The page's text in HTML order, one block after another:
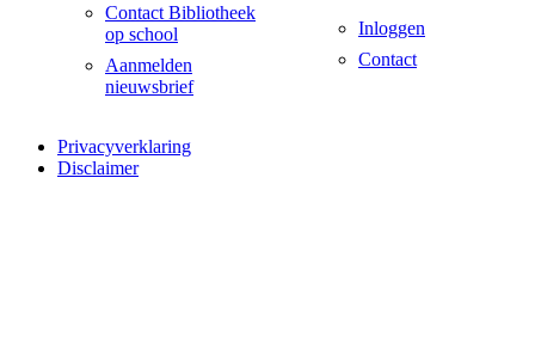
Contact Bibliotheek
op school
Aanmelden
nieuwsbrief
Inloggen
Contact
Privacyverklaring
Disclaimer